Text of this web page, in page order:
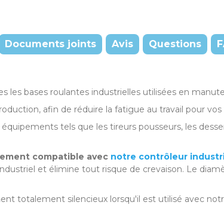
Documents joints Avis Questions
bases roulantes industrielles utilisées en
afin de réduire la fatigue au travail pour
tels que les tireurs pousseurs, les
compatible avec notre contrôleur
et élimine tout risque de crevaison. Le
totalement silencieux lorsqu'il est utilisé avec